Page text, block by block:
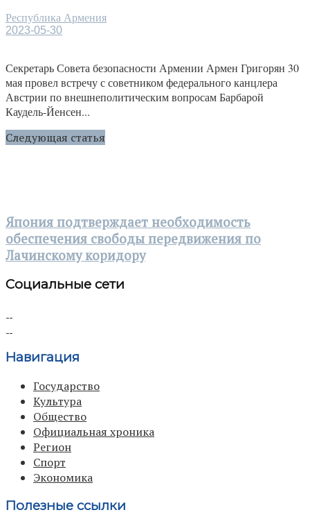
Республика Армения
2023-05-30
Секретарь Совета безопасности Армении Армен Григорян 30
мая провел встречу с советником федерального канцлера
Австрии по внешнеполитическим вопросам Барбарой
Каудель-Йенсен...
Следующая статья
Япония подтверждает необходимость
обеспечения свободы передвижения по
Лачинскому коридору
Социальные сети
Навигация
Государство
Культура
Общество
Официальная хроника
Регион
Спорт
Экономика
Полезные ссылки